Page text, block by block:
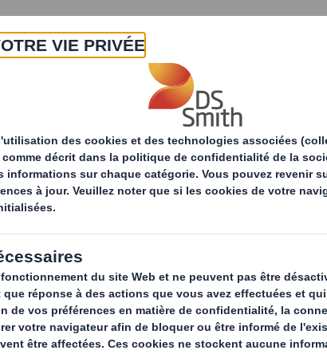
A propos Produits & Services
Investir dans une énergie plus
une énergie
et une eau